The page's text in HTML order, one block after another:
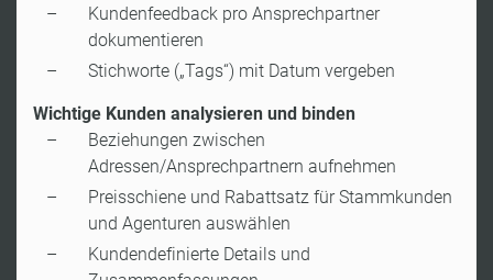
Kundenfeedback pro Ansprechpartner
dokumentieren
Stichworte („Tags“) mit Datum vergeben
Wichtige Kunden analysieren und binden
Beziehungen zwischen
Adressen/Ansprechpartnern aufnehmen
Preisschiene und Rabattsatz für Stammkunden
und Agenturen auswählen
Kundendefinierte Details und